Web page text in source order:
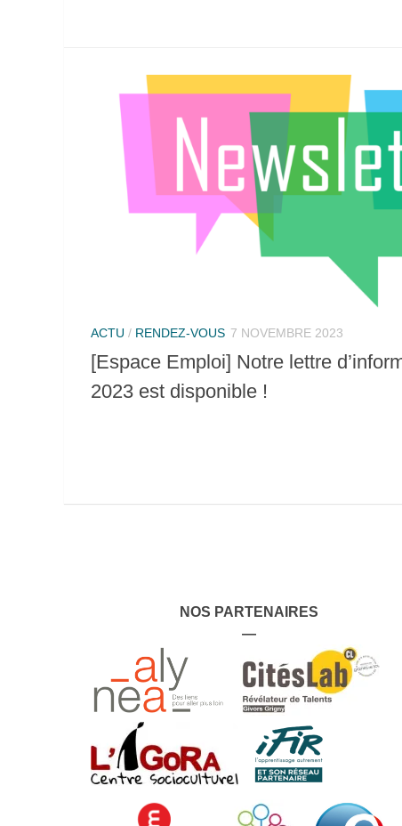
ACTU / RENDEZ-VOUS 7 NOVEMBRE 2023
[Espace Emploi] Notre lettre
2023 est disponible !
NOS PARTENAIRES
—